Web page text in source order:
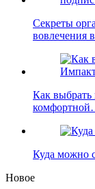
Секреты
вовлечения
Как
Куда можно
Новое